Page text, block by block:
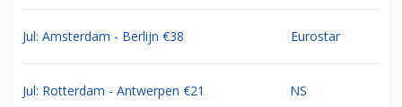
Jul: Amsterdam - Berlijn €38 Eurostar
Jul: Rotterdam - Antwerpen €21 NS